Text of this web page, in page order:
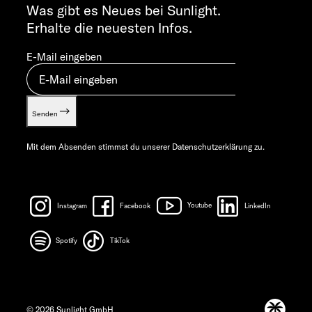
info@sunlight.de
Was gibt es Neues bei Sunlight.
Erhalte die neuesten Infos.
E-Mail eingeben
Senden
Mit dem Absenden stimmst du unserer Datenschutzerklärung zu.
Instagram Facebook Youtube LinkedIn
Spotify TikTok
© 2026 Sunlight GmbH